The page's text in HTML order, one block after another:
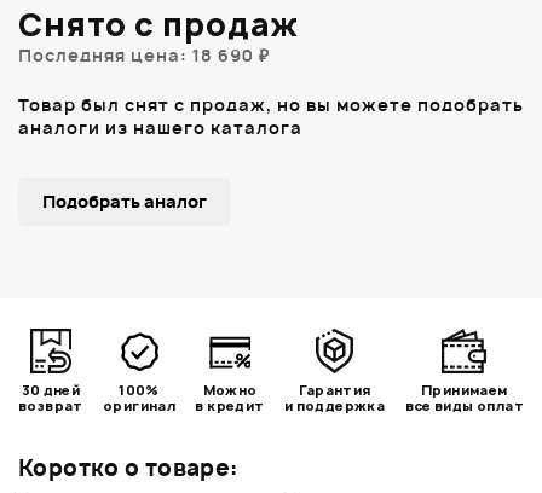
Коротко о товаре:
Снято с продаж
Последняя цена: 18 690 ₽
Товар был снят с продаж, но вы можете подобрать
аналоги из нашего каталога
Подобрать аналог
30 дней
возврат
100%
оригинал
Можно
в кредит
Гарантия
и поддержка
Принимаем
все виды оплат